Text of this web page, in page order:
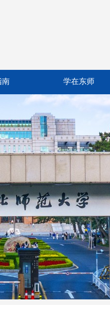
南 学在东师